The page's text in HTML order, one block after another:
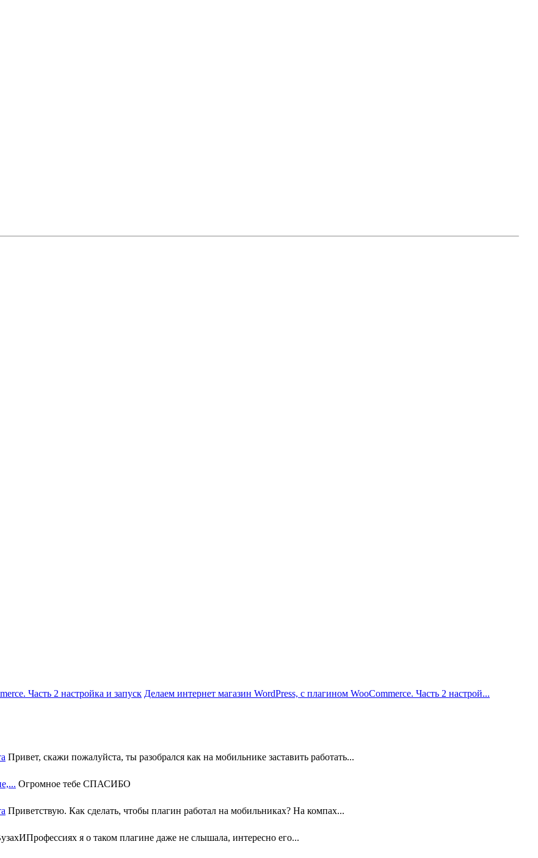
Делаем интернет магазин WordPress, с плагином WooCommerce. Часть 2 настрой...
Привет, скажи пожалуйста, ты разобрался как на мобильнике заставить работать...
Огромное тебе СПАСИБО
Приветствую. Как сделать, чтобы плагин работал на мобильниках? На компах...
я о таком плагине даже не слышала, интересно его...